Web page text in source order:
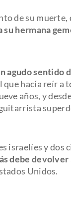
de su
su hermana
agudo sentido
que hacía reír
años, y
israelíes y
debe devolver
Unidos.